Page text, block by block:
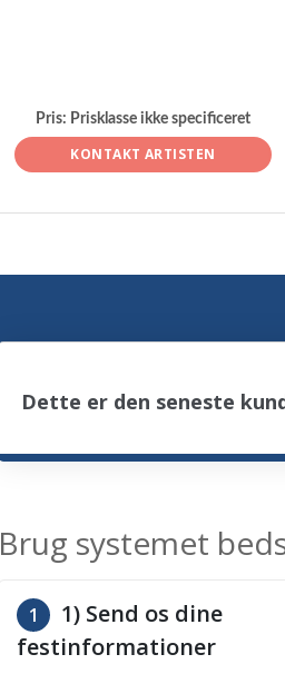
Pris: Prisklasse ikke specificeret
KONTAKT ARTISTEN
Dette er den seneste
Brug systemet
1
1) Send os dine
festinformationer